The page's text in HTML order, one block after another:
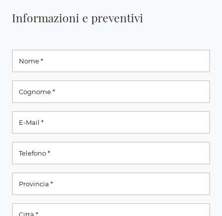
Informazioni e preventivi